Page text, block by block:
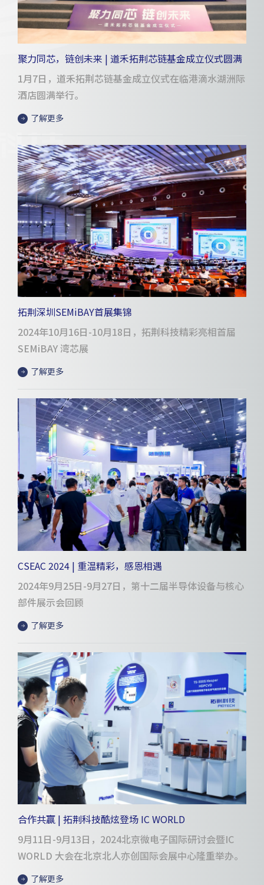
聚力同芯，链创未来 | 道禾拓荆芯链基金成立仪式圆满
举行
1月7日，道禾拓荆芯链基金成立仪式在临港滴水湖洲际
酒店圆满举行。
了解更多
拓荆深圳SEMiBAY首展集锦
2024年10月16日-10月18日，拓荆科技精彩亮相首届
SEMiBAY 湾芯展
了解更多
CSEAC 2024 | 重温精彩，感恩相遇
2024年9月25日-9月27日，第十二届半导体设备与核心
部件展示会回顾
了解更多
合作共赢 | 拓荆科技酷炫登场 IC WORLD
9月11日-9月13日，2024北京微电子国际研讨会暨IC
WORLD 大会在北京北人亦创国际会展中心隆重举办。
了解更多